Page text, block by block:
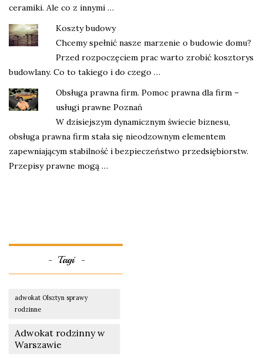
ceramiki. Ale co z innymi …
Koszty budowy
Chcemy spełnić nasze marzenie o budowie domu?
Przed rozpoczęciem prac warto zrobić kosztorys
budowlany. Co to takiego i do czego …
Obsługa prawna firm. Pomoc prawna dla firm –
usługi prawne Poznań
W dzisiejszym dynamicznym świecie biznesu,
obsługa prawna firm stała się nieodzownym elementem
zapewniającym stabilność i bezpieczeństwo przedsiębiorstw.
Przepisy prawne mogą …
Tagi
adwokat Olsztyn sprawy
rodzinne
Adwokat rodzinny w
Warszawie